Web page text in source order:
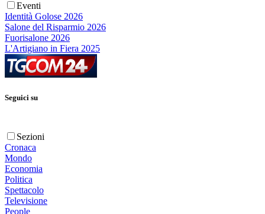
Eventi
Identità Golose 2026
Salone del Risparmio 2026
Fuorisalone 2026
L'Artigiano in Fiera 2025
Seguici su
Sezioni
Cronaca
Mondo
Economia
Politica
Spettacolo
Televisione
People